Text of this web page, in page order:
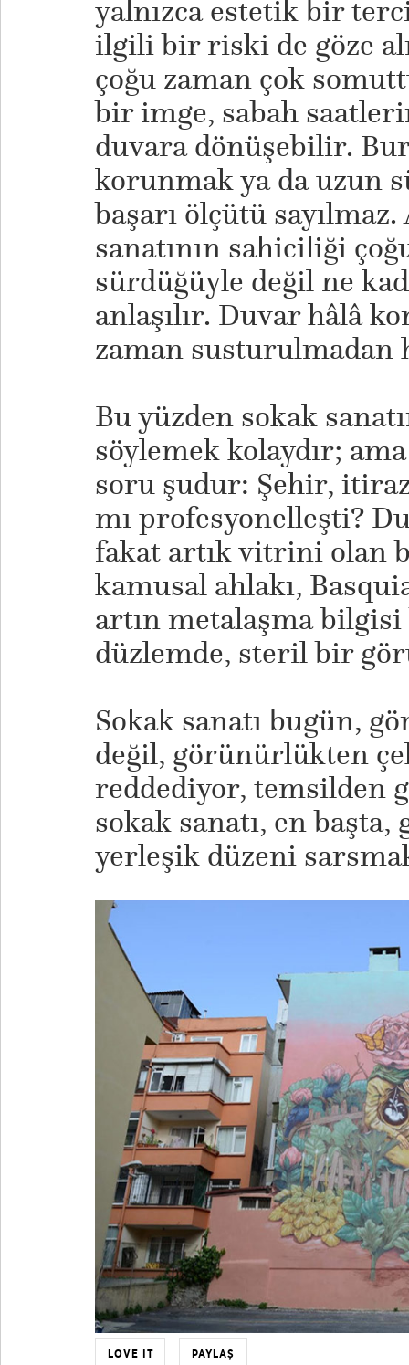
yalnızca estetik bir
ilgili bir riski de göze
çoğu zaman çok
bir imge, sabah
duvara dönüşebilir.
korunmak ya da uzun
başarı ölçütü
sanatının sahiciliği
sürdüğüyle değil ne
anlaşılır. Duvar hâlâ
zaman susturulmadan
Bu yüzden sokak
söylemek kolaydır;
soru şudur: Şehir,
mı profesyonelleşti?
fakat artık vitrini olan
kamusal ahlakı,
artın metalaşma
düzlemde, steril bir
​Sokak sanatı bugün,
değil, görünürlükten
reddediyor, temsilden
sokak sanatı, en
yerleşik düzeni
LOVE IT PAYLAŞ